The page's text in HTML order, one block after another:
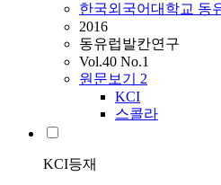
한국외국어대학교 동
2016
동유럽발칸연구
Vol.40 No.1
원문보기 2
KCI
스콜라
KCI등재